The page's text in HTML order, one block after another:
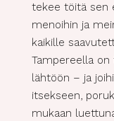
tekee töitä sen
menoihin ja
kaikille
Tampereella
lähtöön – ja
itsekseen,
mukaan